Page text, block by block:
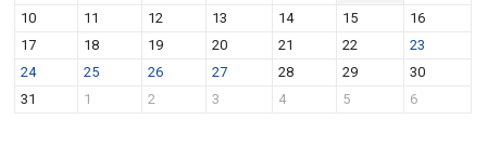
g
a
t
10
11 12 13 14 15
16
17
18 19 20 21 22
23
24
25 26 27 28 29
30
31
1 2 3 4 5 6